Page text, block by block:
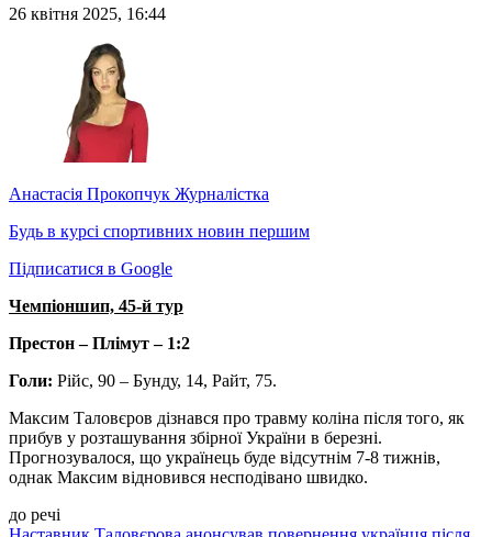
26 квітня 2025, 16:44
Анастасія Прокопчук Журналістка
Будь в курсі спортивних новин першим
Підписатися в Google
Чемпіоншип, 45-й тур
Престон – Плімут – 1:2
Голи: Рійс, 90 – Бунду, 14, Райт, 75.
Максим Таловєров дізнався про травму коліна після того, як
прибув у розташування збірної України в березні.
Прогнозувалося, що українець буде відсутнім 7-8 тижнів,
однак Максим відновився несподівано швидко.
до речі